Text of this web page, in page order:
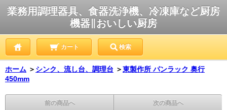
業務用調理器具、食器洗浄機、冷凍庫など厨房
機器∥おいしい厨房
カート 検索
ホーム ＞ シンク、流し台、調理台 ＞東製作所 パンラック 奥行
450mm
前の商品へ 次の商品へ